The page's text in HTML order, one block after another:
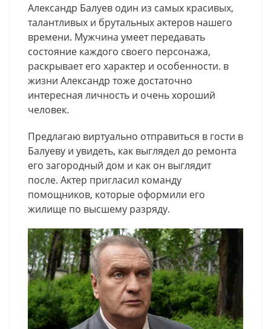
Александр Балуев один из самых красивых,
талантливых и брутальных актеров нашего
времени. Мужчина умеет передавать
состояние каждого своего персонажа,
раскрывает его характер и особенности. в
жизни Александр тоже достаточно
интересная личность и очень хороший
человек.
Предлагаю виртуально отправиться в гости в
Балуеву и увидеть, как выглядел до ремонта
его загородный дом и как он выглядит
после. Актер пригласил команду
помощников, которые оформили его
жилище по высшему разряду.